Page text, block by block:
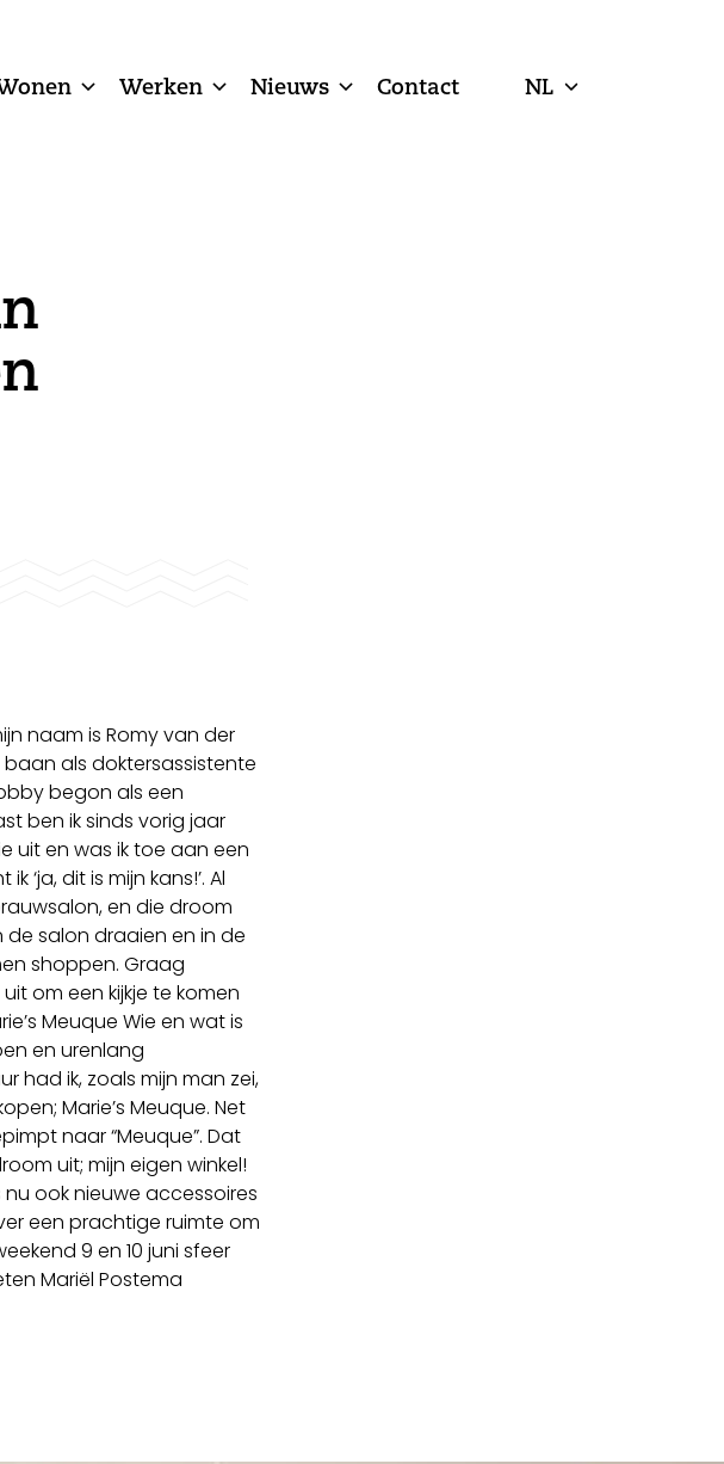
Werken Nieuws Contact NL
naam is Romy van der
als doktersassistente
begon als een
ben ik sinds vorig jaar
uit en was ik toe aan een
dit is mijn kans!’. Al
en die droom
de salon draaien en in de
shoppen. Graag
om een kijkje te komen
Meuque Wie en wat is
en urenlang
had ik, zoals mijn man zei,
Marie’s Meuque. Net
naar “Meuque”. Dat
uit; mijn eigen winkel!
ook nieuwe accessoires
een prachtige ruimte om
9 en 10 juni sfeer
Mariël Postema